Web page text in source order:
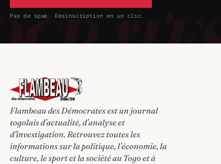
Pas de spam. Désinscription en un clic.
Flambeau des Démocrates est un journal
togolais d’actualité, d’analyse et
d’investigation. Retrouvez toutes les
informations sur la politique, l’économie, la
culture, le sport et la société au Togo et à